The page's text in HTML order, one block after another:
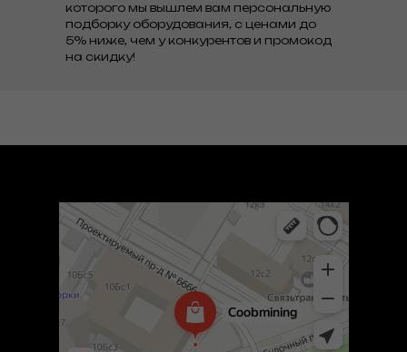
которого мы вышлем вам персональную
подборку оборудования, с ценами до
5% ниже, чем у конкурентов и промокод
на скидку!
Компьютеры и комплектующие оптом в Москве
Компьютерные аксессуары в Москве